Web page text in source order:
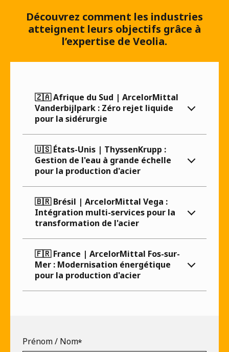
Découvrez comment les industries
atteignent leurs objectifs grâce à
l’expertise de Veolia.
🇿🇦 Afrique du Sud | ArcelorMittal
Vanderbijlpark : Zéro rejet liquide
pour la sidérurgie
🇺🇸 États-Unis | ThyssenKrupp :
Gestion de l'eau à grande échelle
pour la production d'acier
🇧🇷 Brésil | ArcelorMittal Vega :
Intégration multi-services pour la
transformation de l'acier
🇫🇷 France | ArcelorMittal Fos-sur-
Mer : Modernisation énergétique
pour la production d'acier
Prénom / Nom